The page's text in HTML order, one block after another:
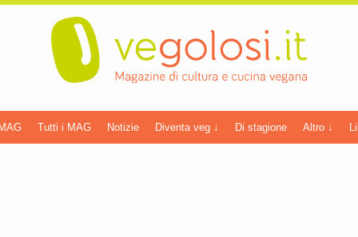
Tutti i MAG Notizie Diventa veg ↓ Di stagione Altro ↓